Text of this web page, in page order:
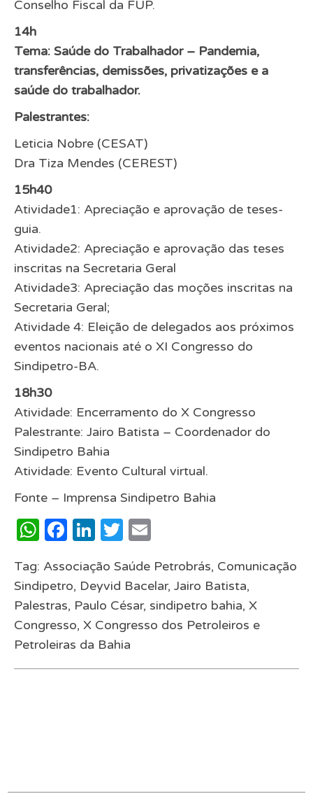
Conselho Fiscal da FUP.
14h
Tema: Saúde do Trabalhador – Pandemia,
transferências, demissões, privatizações e a
saúde do trabalhador.
Palestrantes:
Leticia Nobre (CESAT)
Dra Tiza Mendes (CEREST)
15h40
Atividade1: Apreciação e aprovação de teses-
guia.
Atividade2: Apreciação e aprovação das teses
inscritas na Secretaria Geral
Atividade3: Apreciação das moções inscritas na
Secretaria Geral;
Atividade 4: Eleição de delegados aos próximos
eventos nacionais até o XI Congresso do
Sindipetro-BA.
18h30
Atividade: Encerramento do X Congresso
Palestrante: Jairo Batista – Coordenador do
Sindipetro Bahia
Atividade: Evento Cultural virtual.
Fonte – Imprensa Sindipetro Bahia
WhatsApp
Facebook
LinkedIn
Twitter
Tag: Associação Saúde Petrobrás, Comunicação
Sindipetro, Deyvid Bacelar,Jairo Batista,
Palestras, Paulo César, sindipetro bahia, X
Congresso, X Congresso dos Petroleiros e
Petroleiras da Bahia